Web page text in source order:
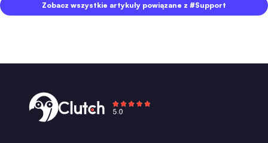
Zobacz wszystkie artykuły powiązane z #Support